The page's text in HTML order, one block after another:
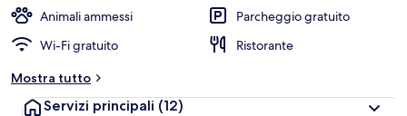
Animali ammessi
Parcheggio gratuito
Wi-Fi gratuito
Ristorante
Mostra tutto
Servizi principali (12)